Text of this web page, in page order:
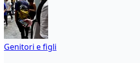
Genitori e figli